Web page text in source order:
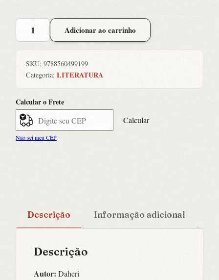
A
Dragões
quantidade
Adicionar ao carrinho
SKU: 9788560499199
Categoria: LITERATURA
Calcular o Frete
Calcular
Não sei meu CEP
Descrição Informação adicional
Descrição
Autor: Daheri